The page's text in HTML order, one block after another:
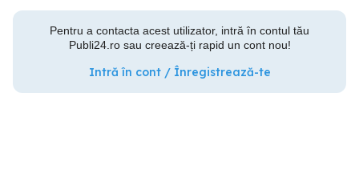
Pentru a contacta acest utilizator, intră în contul tău
Publi24.ro sau creează-ți rapid un cont nou!
Intră în cont / Înregistrează-te